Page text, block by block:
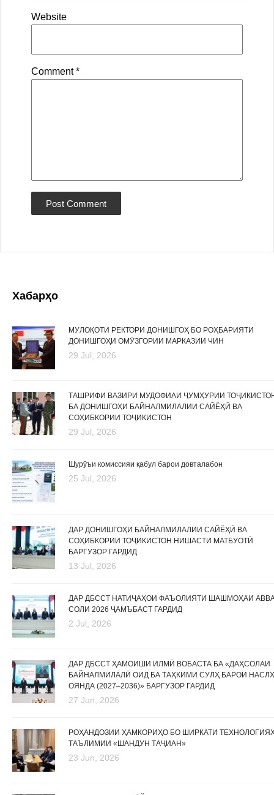
Website
Comment*
Хабарҳо
МУЛОҚОТИ РЕКТОРИ ДОНИШГОҲ БО РОҲБАРИЯТИ
ДОНИШГОҲИ ОМӮЗГОРИИ МАРКАЗИИ ЧИН
29 Jul, 2026
ТАШРИФИ ВАЗИРИ МУДОФИАИ ҶУМҲУРИИ
БА ДОНИШГОҲИ БАЙНАЛМИЛАЛИИ САЙЁҲӢ ВА
СОҲИБКОРИИ ТОҶИКИСТОН
29 Jul, 2026
Шурӯъи комиссияи қабул барои довталабон
25 Jul, 2026
ДАР ДОНИШГОҲИ БАЙНАЛМИЛАЛИИ САЙЁҲӢ ВА
СОҲИБКОРИИ ТОҶИКИСТОН НИШАСТИ МАТБУОТӢ
БАРГУЗОР ГАРДИД
13 Jul, 2026
ДАР ДБССТ НАТИҶАҲОИ ФАЪОЛИЯТИ ШАШМОҲАИ
СОЛИ 2026 ҶАМЪБАСТ ГАРДИД
2 Jul, 2026
ДАР ДБССТ ҲАМОИШИ ИЛМӢ ВОБАСТА БА «ДАҲСОЛАИ
БАЙНАЛМИЛАЛӢ ОИД БА ТАҲКИМИ СУЛҲ БАРОИ
ОЯНДА (2027–2036)» БАРГУЗОР ГАРДИД
27 Jun, 2026
РОҲАНДОЗИИ ҲАМКОРИҲО БО ШИРКАТИ
ТАЪЛИМИИ «ШАНДУН ТАҶИАН»
23 Jun, 2026